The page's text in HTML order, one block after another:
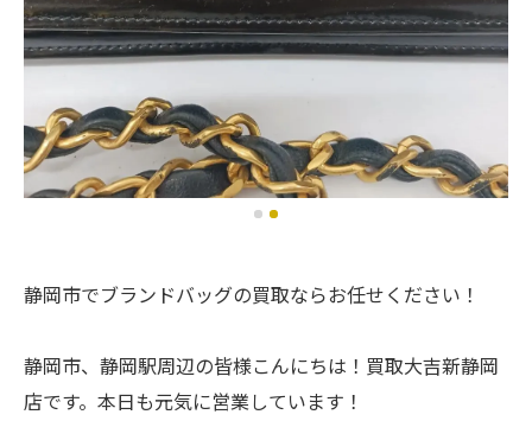
静岡市でブランドバッグの買取ならお任せください！
静岡市、静岡駅周辺の皆様こんにちは！買取大吉新静岡
店です。本日も元気に営業しています！